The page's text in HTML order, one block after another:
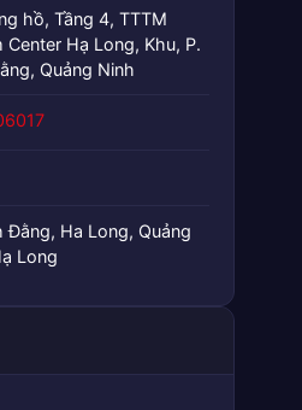
hồ, Tầng 4, TTTM
Center Hạ Long, Khu, P.
Quảng Ninh
Đằng, Ha Long, Quảng
Long